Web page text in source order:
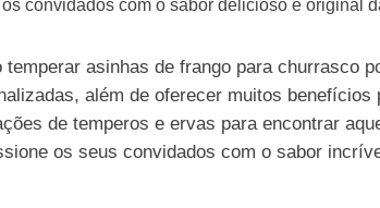
convidados com o sabor delicioso e original
temperar asinhas de frango para churrasco
além de oferecer muitos benefícios
de temperos e ervas para encontrar
os seus convidados com o sabor